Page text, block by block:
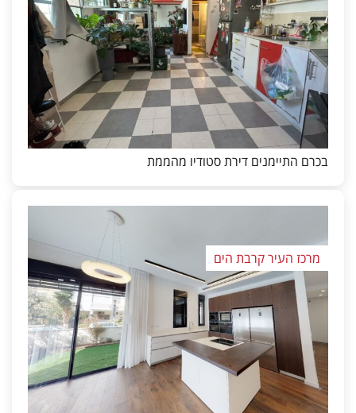
בכרם התיימנים דירת סטודיו מהממת
מרכז העיר קרבת הים